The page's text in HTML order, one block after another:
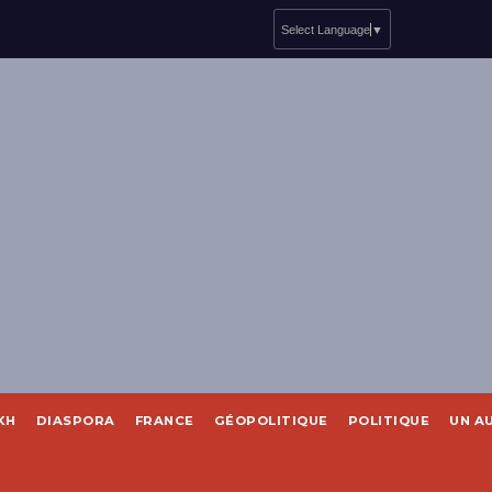
Select Language ▼
DIASPORA FRANCE GÉOPOLITIQUE POLITIQUE UN